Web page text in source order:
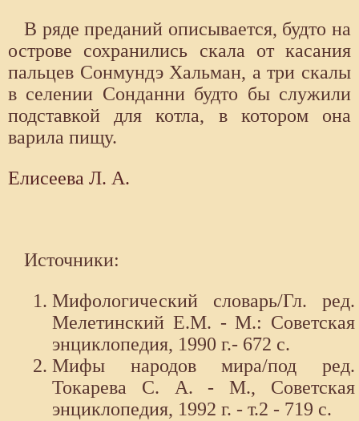
В ряде преданий описывается, будто на
острове сохранились скала от касания
пальцев Сонмундэ Хальман, а три скалы
в селении Сонданни будто бы служили
подставкой для котла, в котором она
варила пищу.
Елисеева Л. А.
Источники:
Мифологический словарь/Гл. ред.
Мелетинский Е.М. - М.: Советская
энциклопедия, 1990 г.- 672 с.
Мифы народов мира/под ред.
Токарева С. А. - М., Советская
энциклопедия, 1992 г. - т.2 - 719 с.